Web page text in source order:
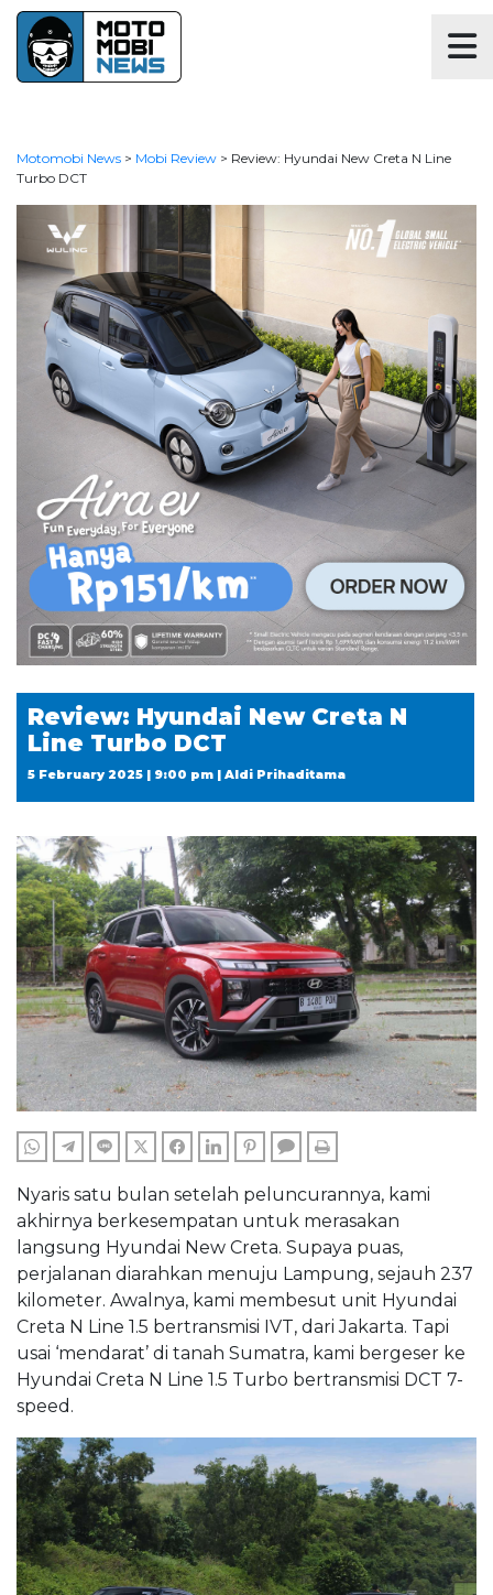
Motomobi News > Mobi Review > Review: Hyundai New Creta N Line
Turbo DCT
Review: Hyundai New Creta N
Line Turbo DCT
5 February 2025 | 9:00 pm | Aldi Prihaditama
WHATSAPPTELEGRAM
LINE TWITTERFACEBOOKLINKEDINPINTERESTCOMMENTS
Nyaris satu bulan setelah peluncurannya, kami
akhirnya berkesempatan untuk merasakan
langsung Hyundai New Creta. Supaya puas,
perjalanan diarahkan menuju Lampung, sejauh 237
kilometer. Awalnya, kami membesut unit Hyundai
Creta N Line 1.5 bertransmisi IVT, dari Jakarta. Tapi
usai ‘mendarat’ di tanah Sumatra, kami bergeser ke
Hyundai Creta N Line 1.5 Turbo bertransmisi DCT 7-
speed.